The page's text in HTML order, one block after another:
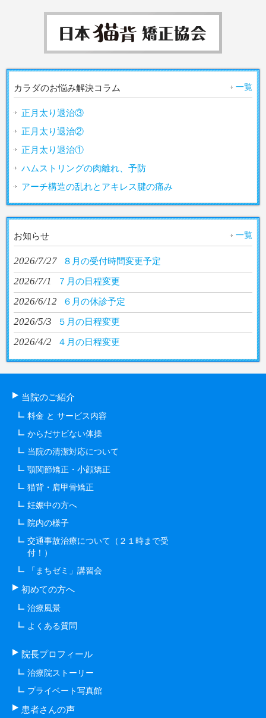
カラダのお悩み解決コラム 一覧
正月太り退治③
正月太り退治②
正月太り退治①
ハムストリングの肉離れ、予防
アーチ構造の乱れとアキレス腱の痛み
お知らせ 一覧
2026/7/27 ８月の受付時間変更予定
2026/7/1 ７月の日程変更
2026/6/12 ６月の休診予定
2026/5/3 ５月の日程変更
2026/4/2 ４月の日程変更
当院のご紹介
料金 と サービス内容
からだサビない体操
当院の清潔対応について
顎関節矯正・小顔矯正
猫背・肩甲骨矯正
妊娠中の方へ
院内の様子
交通事故治療について（２１時まで受
付！）
「まちゼミ」講習会
初めての方へ
治療風景
よくある質問
院長プロフィール
治療院ストーリー
プライベート写真館
患者さんの声